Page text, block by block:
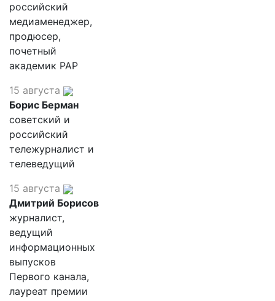
российский
медиаменеджер,
продюсер,
почетный
академик РАР
15 августа
Борис Берман
советский и
российский
тележурналист и
телеведущий
15 августа
Дмитрий Борисов
журналист,
ведущий
информационных
выпусков
Первого канала,
лауреат премии